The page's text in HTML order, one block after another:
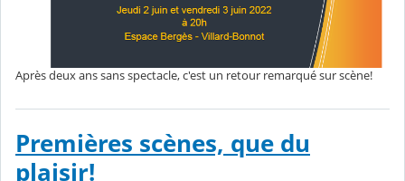
Après deux ans sans spectacle, c'est un retour remarqué sur scène!
Premières scènes, que du
plaisir!